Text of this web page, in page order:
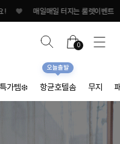
일매일 터지는 룰렛이벤트 ♥ 지금
0
가템❄️ 항균호텔솜
오늘출발
무지